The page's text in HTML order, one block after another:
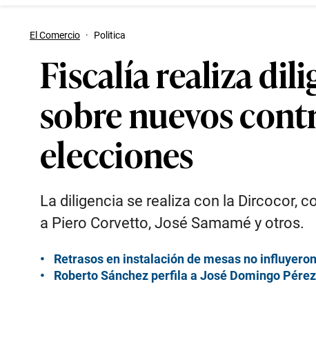
El Comercio · Politica
Fiscalía realiza
sobre nuevos
elecciones
La diligencia se realiza con la Dircocor,
a Piero Corvetto, José Samamé y otros.
Retrasos en instalación de mesas no
Roberto Sánchez perfila a José Domingo